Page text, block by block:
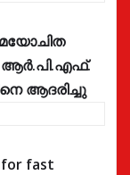
ആർ.പി.എഫ്.
ആദരിച്ചു
for fast